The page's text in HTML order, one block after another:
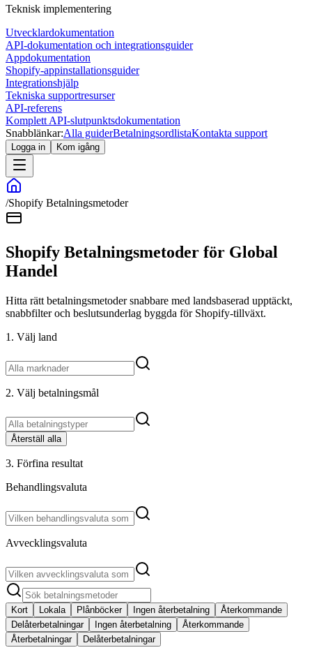
Teknisk implementering
Utvecklardokumentation
API-dokumentation och integrationsguider
Appdokumentation
Shopify-appinstallationsguider
Integrationshjälp
Tekniska supportresurser
API-referens
Komplett API-slutpunktsdokumentation
Snabblänkar:Alla guiderBetalningsordlistaKontakta support
Logga in Kom igång
/Shopify Betalningsmetoder
Shopify Betalningsmetoder för Global
Handel
Hitta rätt betalningsmetoder snabbare med landsbaserad upptäckt,
snabbfilter och beslutsunderlag byggda för Shopify-tillväxt.
1. Välj land
2. Välj betaln​ingsmål
Återställ alla
3. Förfina resultat
Behandlingsvaluta
Avvecklingsvaluta
Kort Lokala Plånböcker Ingen återbetalning
Återkommande
Delåterbetalningar
Ingen återbetalning
Återkommande
Återbetalningar
Delåterbetalningar